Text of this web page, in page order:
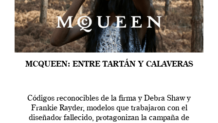
MCQUEEN: ENTRE TARTÁN Y CALAVERAS
Códigos reconocibles de la firma y Debra Shaw y
Frankie Rayder, modelos que trabajaron con el
diseñador fallecido, protagonizan la campaña de